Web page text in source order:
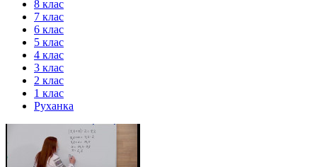
8 клас
7 клас
6 клас
5 клас
4 клас
3 клас
2 клас
1 клас
Руханка